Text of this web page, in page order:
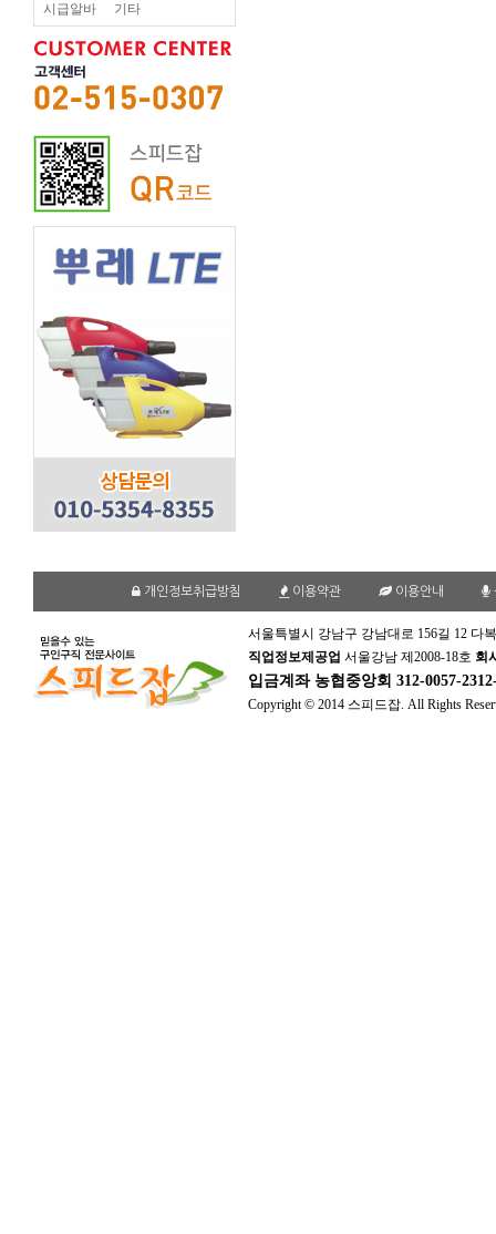
시급알바 기타
개인정보취급방침 이용약관 이용안내
서울특별시 강남구 강남대로 156길 12 다
직업정보제공업 서울강남 제2008-18호 회
입금계좌 농협중앙회 312-0057-
Copyright © 2014 스피드잡. All Rights